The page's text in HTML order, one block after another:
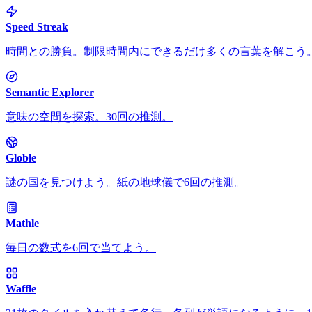
Speed Streak
時間との勝負。制限時間内にできるだけ多くの言葉を解こう
Semantic Explorer
意味の空間を探索。30回の推測。
Globle
謎の国を見つけよう。紙の地球儀で6回の推測。
Mathle
毎日の数式を6回で当てよう。
Waffle